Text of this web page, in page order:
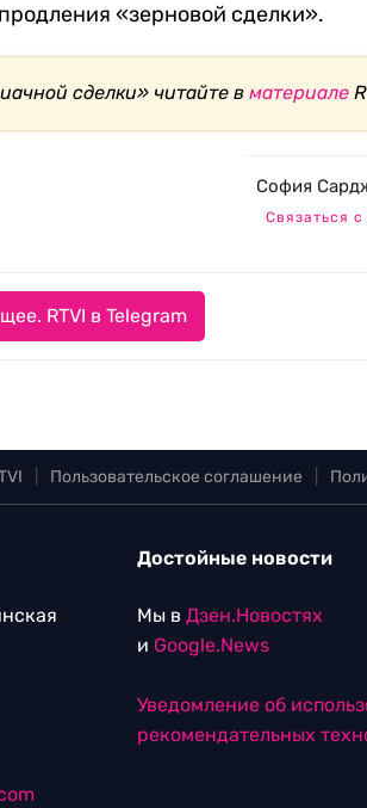
«зерновой сделки».
сделки» читайте вматериале
София
Связаться
RTVI в Telegram
Пользовательское соглашение
Достойные новости
Мы в Дзен.Новостях
и Google.News
Уведомление об
рекомендательных